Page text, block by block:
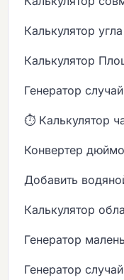
Калькулятор
Калькулятор
Генератор
⏱️ Калькулятор
Конвертер
Добавить
Калькулятор
Генератор
Генератор